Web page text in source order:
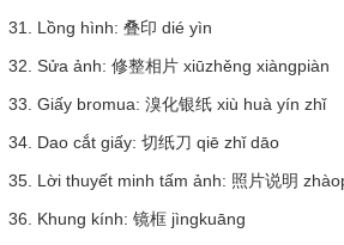
31. Lồng hình: 叠印 dié yìn
32. Sửa ảnh: 修整相片 xiūzhěng xiàngpiàn
33. Giấy bromua: 溴化银纸 xiù huà yín zhǐ
34. Dao cắt giấy: 切纸刀 qiē zhǐ dāo
35. Lời thuyết minh tấm ảnh: 照片说明
36. Khung kính: 镜框 jìngkuāng